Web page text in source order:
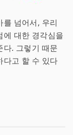
를 넘어서, 우리
에 대한 경각심을
다. 그렇기 때문
다고 할 수 있다